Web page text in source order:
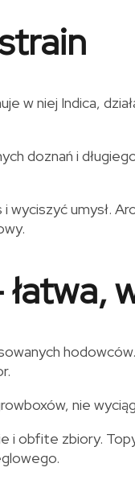
w niej Indica,
doznań i
wyciszyć umysł.
nie
obfite zbiory.